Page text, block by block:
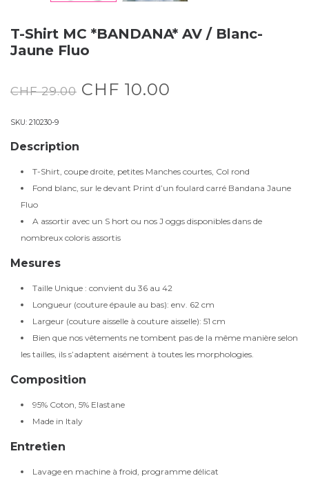
T-Shirt MC *BANDANA* AV / Blanc-
Jaune Fluo
CHF29.00 CHF 10.00
SKU: 210230-9
Description
T-Shirt, coupe droite, petites Manches courtes, Col rond
Fond blanc, sur le devant Print d’un foulard carré Bandana Jaune
Fluo
A assortir avec un S hort ou nos J oggs disponibles dans de
nombreux coloris assortis
Mesures
Taille Unique : convient du 36 au 42
Longueur (couture épaule au bas): env. 62 cm
Largeur (couture aisselle à couture aisselle): 51 cm
Bien que nos vêtements ne tombent pas de la même manière selon
les tailles, ils s’adaptent aisément à toutes les morphologies.
Composition
95% Coton, 5% Elastane
Made in Italy
Entretien
Lavage en machine à froid, programme délicat